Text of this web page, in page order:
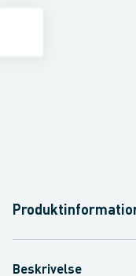
Beskrivelse